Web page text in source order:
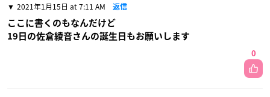
2021年1月15日 at 7:11 AM 返信
ここに書くのもなんだけど
19日の佐倉綾音さんの誕生日もお願いします
0